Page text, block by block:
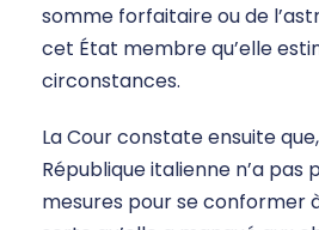
somme forfaitaire ou de
cet État membre qu’elle
circonstances.
La Cour constate ensuite
République italienne n’a pas
mesures pour se conformer